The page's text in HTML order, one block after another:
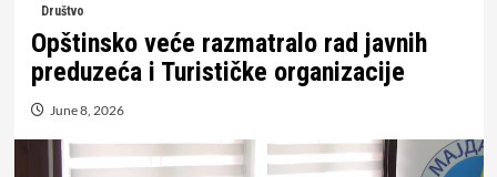
Društvo
Opštinsko veće razmatralo rad javnih
preduzeća i Turističke organizacije
June 8, 2026